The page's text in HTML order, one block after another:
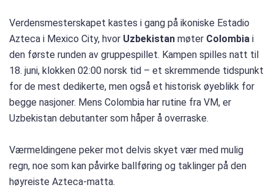
Verdensmesterskapet kastes i gang på ikoniske Estadio
Azteca i Mexico City, hvor Uzbekistan møter Colombia i
den første runden av gruppespillet. Kampen spilles natt til
18. juni, klokken 02:00 norsk tid – et skremmende tidspunkt
for de mest dedikerte, men også et historisk øyeblikk for
begge nasjoner. Mens Colombia har rutine fra VM, er
Uzbekistan debutanter som håper å overraske.
Værmeldingene peker mot delvis skyet vær med mulig
regn, noe som kan påvirke ballføring og taklinger på den
høyreiste Azteca-matta.